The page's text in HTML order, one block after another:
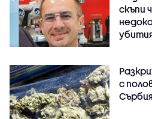
скъпи
с
Сърбия